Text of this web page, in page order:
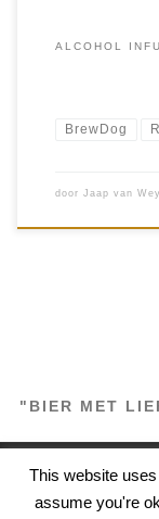
ALCOHOL
BrewDog
door Jaap van
"BIER MET
© 2026
Aangeboden
This website
assume you're